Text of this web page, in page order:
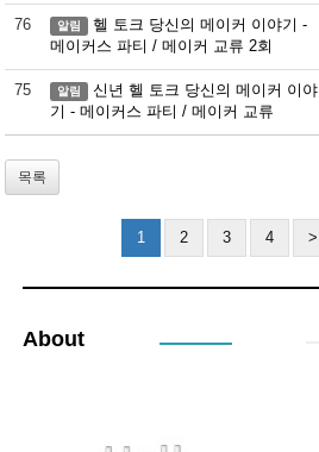
76 알림
헬 토크 당신의 메이커 이야기 -
메이커스 파티 / 메이커 교류 2회
75 알림
신년 헬 토크 당신의 메이커 이야
기 - 메이커스 파티 / 메이커 교류
목록
1 2 3 4 >
About